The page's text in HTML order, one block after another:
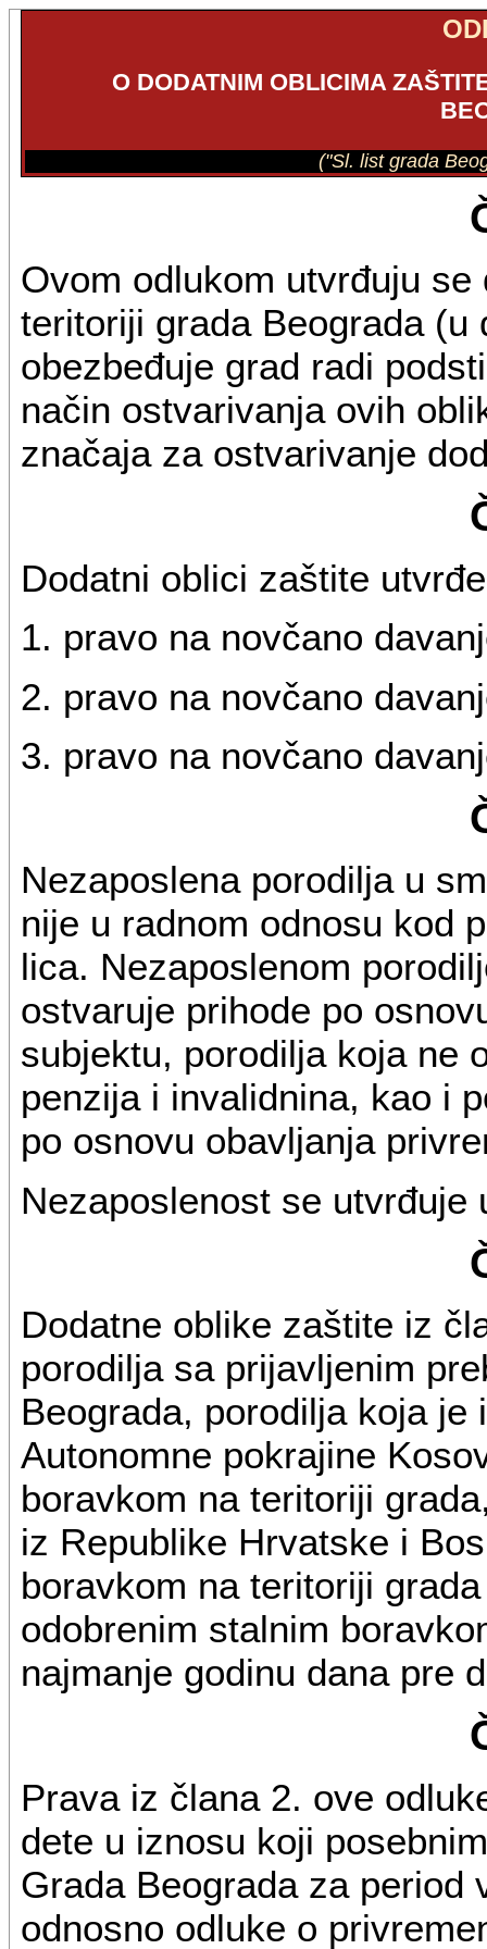
O DODATNIM OBLICIMA
("Sl. list grada
Ovom odlukom utvrđuju
teritoriji grada Beograda
obezbeđuje grad radi
način ostvarivanja ovih
značaja za ostvarivanje
Dodatni oblici zaštite
1. pravo na novčano
2. pravo na novčano
3. pravo na novčano
Nezaposlena porodilja u
nije u radnom odnosu kod
lica. Nezaposlenom
ostvaruje prihode po
subjektu, porodilja koja ne
penzija i invalidnina, kao i
po osnovu obavljanja
Nezaposlenost se utvrđuje
Dodatne oblike zaštite iz
porodilja sa prijavljenim
Beograda, porodilja koja
Autonomne pokrajine
boravkom na teritoriji
iz Republike Hrvatske i
boravkom na teritoriji
odobrenim stalnim
najmanje godinu dana pre
Prava iz člana 2. ove
dete u iznosu koji
Grada Beograda za period
odnosno odluke o